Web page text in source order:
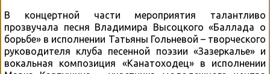
В концертной части мероприятия талантливо
прозвучала песня Владимира Высоцкого «Баллада о
борьбе» в исполнении Татьяны Гольневой – творческого
руководителя клуба песенной поэзии «Зазеркалье» и
вокальная композиция «Канатоходец» в исполнении